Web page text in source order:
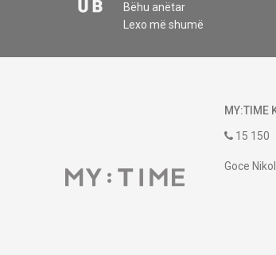
Bëhu anëtar
Lexo më shumë
MY:TIME
15 150
Goce